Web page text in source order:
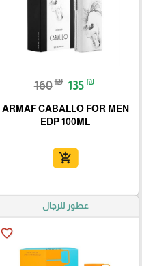
160₪ 135 ₪
ARMAF CABALLO FOR MEN
EDP 100ML
add_shopping_cart
عطور للرجال
favorite_border